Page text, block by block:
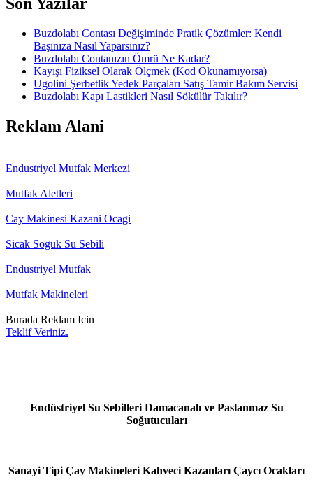
Son Yazılar
Buzdolabı Contası Değişiminde Pratik Çözümler: Kendi
Başınıza Nasıl Yaparsınız?
Buzdolabı Contanızın Ömrü Ne Kadar?
Kayışı Fiziksel Olarak Ölçmek (Kod Okunamıyorsa)
Ugolini Şerbetlik Yedek Parçaları Satış Tamir Bakım Servisi
Buzdolabı Kapı Lastikleri Nasıl Sökülür Takılır?
Reklam Alani
Endustriyel Mutfak Merkezi
Mutfak Aletleri
Cay Makinesi Kazani Ocagi
Sicak Soguk Su Sebili
Endustriyel Mutfak
Mutfak Makineleri
Burada Reklam Icin
Teklif Veriniz.
Endüstriyel Su Sebilleri Damacanalı ve Paslanmaz Su
Soğutucuları
Sanayi Tipi Çay Makineleri Kahveci Kazanları Çaycı Ocakları